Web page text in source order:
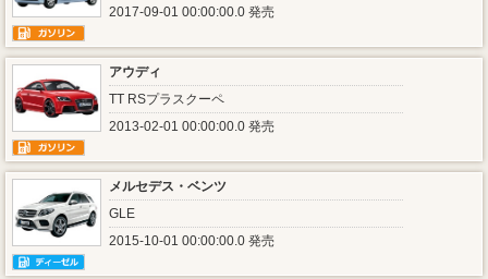
2017-09-01 00:00:00.0 発売
アウディ
TT RSプラスクーペ
2013-02-01 00:00:00.0 発売
メルセデス・ベンツ
GLE
2015-10-01 00:00:00.0 発売